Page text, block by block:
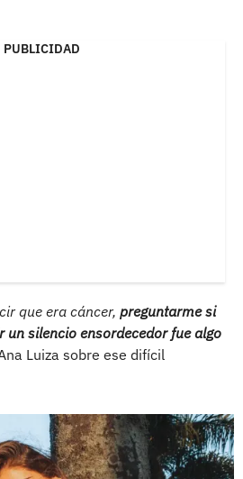
PUBLICIDAD
que era cáncer, preguntarme si
silencio ensordecedor fue algo
Luiza sobre ese difícil